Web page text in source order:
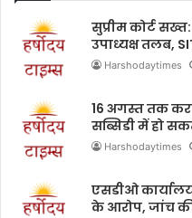
सुप्रीम कोर्ट
उपाध्यक्ष तलब,
Harshodaytimes
16 अगस्त तक
सब्सिडी में हो
Harshodaytimes
एसडीओ
के आरोप, जांच